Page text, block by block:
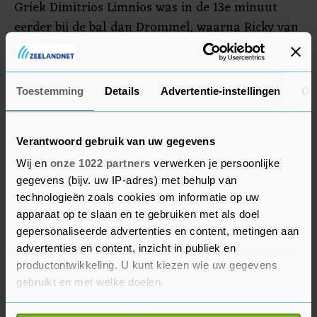
Toestemming Details Advertentie-instellingen
Verantwoord gebruik van uw gegevens
Wij en onze 1022 partners verwerken je persoonlijke
gegevens (bijv. uw IP-adres) met behulp van
technologieën zoals cookies om informatie op uw
apparaat op te slaan en te gebruiken met als doel
gepersonaliseerde advertenties en content, metingen aan
advertenties en content, inzicht in publiek en
productontwikkeling. U kunt kiezen wie uw gegevens
gebruikt en met welke doelen.
Griek Dimitrios Limnios was in de 13e minuut
eerder bij de bal dan Drommel, waarna Ricky van
Wolfswinkel de bal in het lege doel kon schuiven.
Even later schoot Van Wolfswinkel de bal van
dichtbij langs Drommel, die er ook bij dat
doelpunt niet goed uitzag (2-0). PSV wist geen
Vlap vergrootte de voorsprong in de 25e minuut
tot 3-0. Vlap leed tien minuten voor rust onnodig
balverlies en stond daarmee aan de basis van de
3-1 van Joey Veerman.
Schmidt bracht Gakpo en Noni Madueke na rust
in de ploeg en dat veranderde het spelbeeld.
Gakpo schoot al vrij snel de 3-2 binnen en PSV
ging op zoek naar meer. Vlap raakte voor Twente